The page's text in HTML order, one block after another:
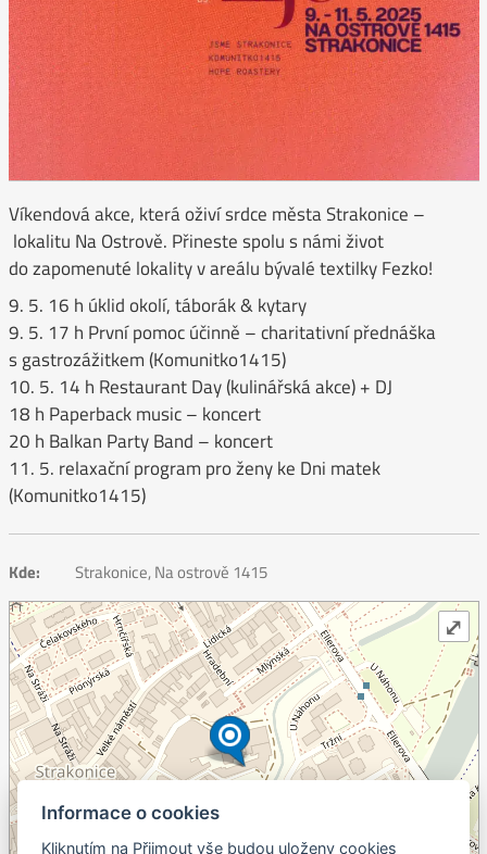
Víkendová akce, která oživí srdce města Strakonice –
lokalitu Na Ostrově. Přineste spolu s námi život
do zapomenuté lokality v areálu bývalé textilky Fezko!
9. 5. 16 h úklid okolí, táborák & kytary
9. 5. 17 h První pomoc účinně – charitativní přednáška
s gastrozážitkem (Komunitko1415)
10. 5. 14 h Restaurant Day (kulinářská akce) + DJ
18 h Paperback music – koncert
20 h Balkan Party Band – koncert
11. 5. relaxační program pro ženy ke Dni matek
(Komunitko1415)
Kde: Strakonice, Na ostrově 1415
⤢
Informace o cookies
Kliknutím na Přijmout vše budou uloženy cookies